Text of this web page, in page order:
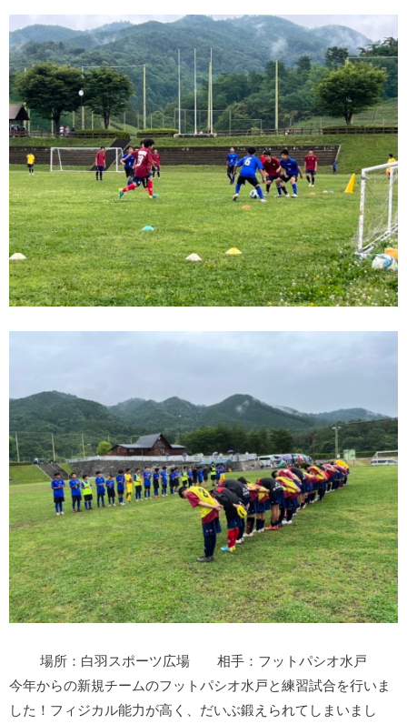
場所：白羽スポーツ広場 相手：フットパシオ水戸
今年からの新規チームのフットパシオ水戸と練習試合を行いま
した！フィジカル能力が高く、だいぶ鍛えられてしまいまし